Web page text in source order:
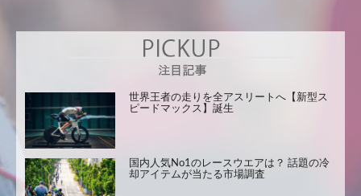
世界王者の走りを全アスリートへ【新型ス
ピードマックス】誕生
国内人気No1のレースウエアは？ 話題の冷
却アイテムが当たる市場調査